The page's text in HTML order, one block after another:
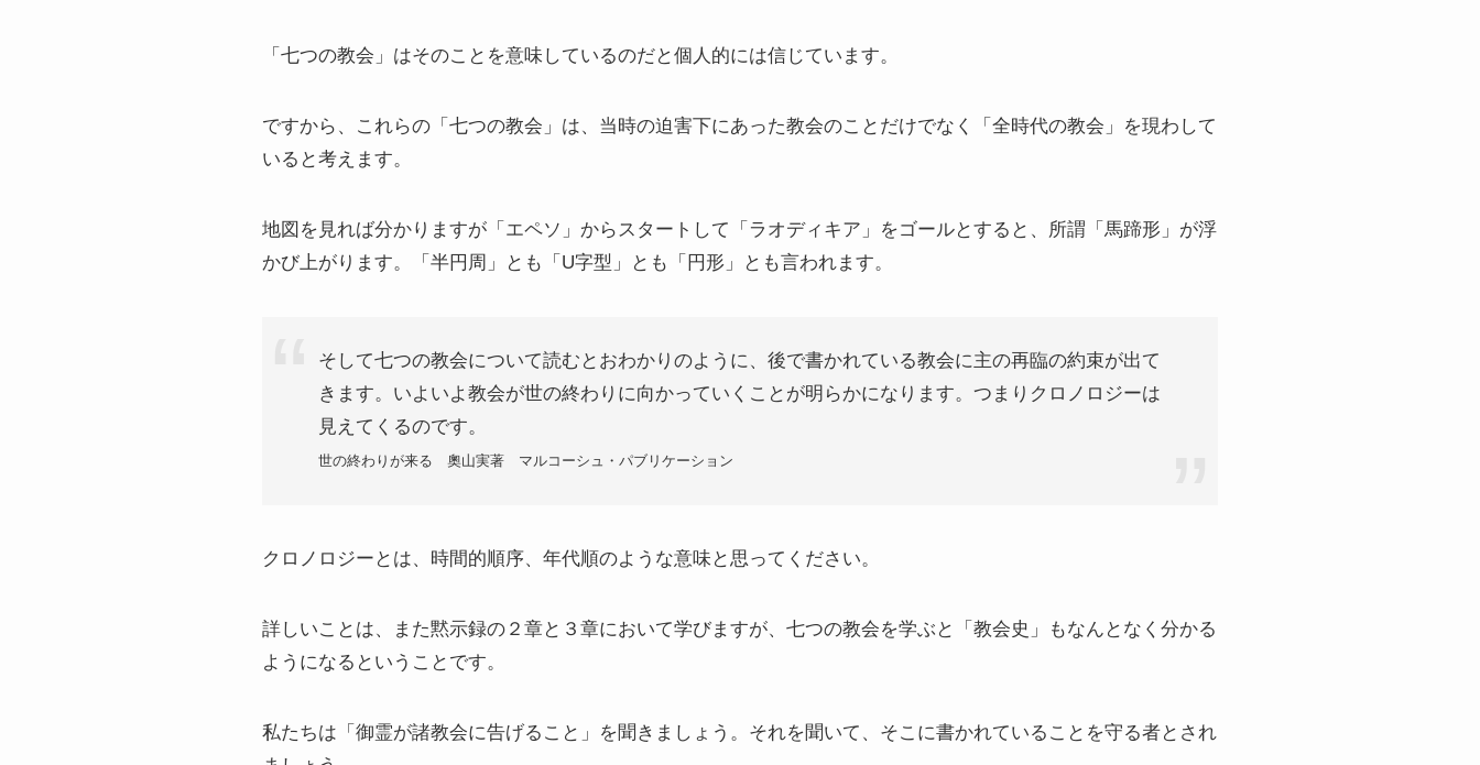
「七つの教会」はそのことを意味しているのだと個人的には信じています。
ですから、これらの「七つの教会」は、当時の迫害下にあった教会のことだけでなく「全時代の教会」を現わして
いると考えます。
地図を見れば分かりますが「エペソ」からスタートして「ラオディキア」をゴールとすると、所謂「馬蹄形」が浮
かび上がります。「半円周」とも「U字型」とも「円形」とも言われます。
そして七つの教会について読むとおわかりのように、後で書かれている教会に主の再臨の約束が出て
きます。いよいよ教会が世の終わりに向かっていくことが明らかになります。つまりクロノロジーは
見えてくるのです。
世の終わりが来る 奧山実著 マルコーシュ・パブリケーション
クロノロジーとは、時間的順序、年代順のような意味と思ってください。
詳しいことは、また黙示録の２章と３章において学びますが、七つの教会を学ぶと「教会史」もなんとなく分かる
ようになるということです。
私たちは「御霊が諸教会に告げること」を聞きましょう。それを聞いて、そこに書かれていることを守る者とされ